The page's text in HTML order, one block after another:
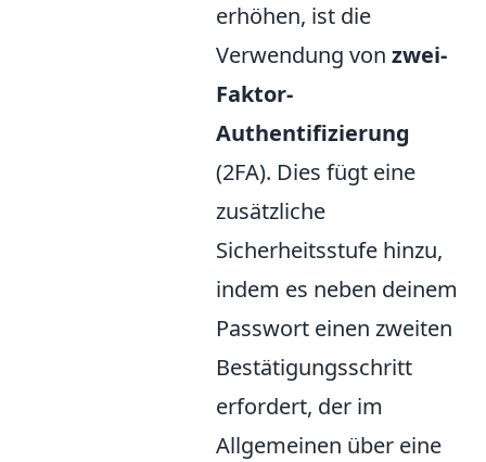
erhöhen, ist die
Verwendung von zwei-
Faktor-
Authentifizierung
(2FA). Dies fügt eine
zusätzliche
Sicherheitsstufe hinzu,
indem es neben deinem
Passwort einen zweiten
Bestätigungsschritt
erfordert, der im
Allgemeinen über eine